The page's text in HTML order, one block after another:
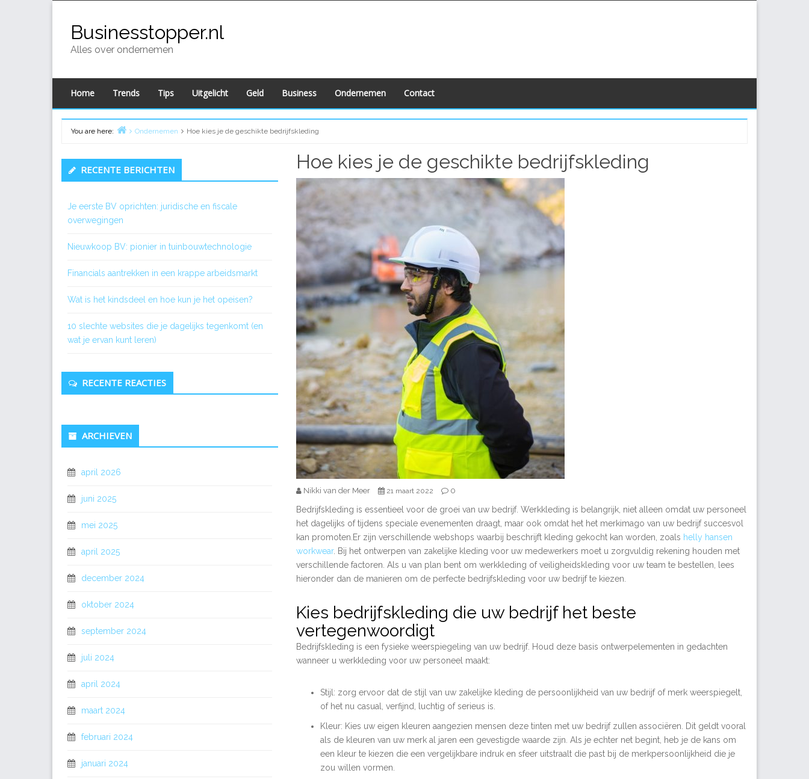
contentBusinesstopper.nl
Alles over ondernemen
Home Trends Tips Uitgelicht Geld Business Ondernemen Contact
You are here:
Ondernemen Hoe kies je de geschikte bedrijfskleding
Primary
Sidebar
RECENTE BERICHTEN
Je eerste BV oprichten: juridische en fiscale
overwegingen
Nieuwkoop BV: pionier in tuinbouwtechnologie
Financials aantrekken in een krappe arbeidsmarkt
Wat is het kindsdeel en hoe kun je het opeisen?
10 slechte websites die je dagelijks tegenkomt (en
wat je ervan kunt leren)
RECENTE REACTIES
ARCHIEVEN
april 2026
juni 2025
mei 2025
april 2025
december 2024
oktober 2024
september 2024
juli 2024
april 2024
maart 2024
februari 2024
januari 2024
Hoe kies je de geschikte bedrijfskleding
Nikki van der Meer 21 maart 2022 0
Bedrijfskleding is essentieel voor de groei van uw bedrijf. Werkkleding is belangrijk, niet alleen omdat uw personeel
het dagelijks of tijdens speciale evenementen draagt, maar ook omdat het het merkimago van uw bedrijf succesvol
kan promoten.Er zijn verschillende webshops waarbij beschrijft kleding gekocht kan worden, zoals helly hansen
workwear. Bij het ontwerpen van zakelijke kleding voor uw medewerkers moet u zorgvuldig rekening houden met
verschillende factoren. Als u van plan bent om werkkleding of veiligheidskleding voor uw team te bestellen, lees
hieronder dan de manieren om de perfecte bedrijfskleding voor uw bedrijf te kiezen.
Kies bedrijfskleding die uw bedrijf het beste
vertegenwoordigt
Bedrijfskleding is een fysieke weerspiegeling van uw bedrijf. Houd deze basis ontwerpelementen in gedachten
wanneer u werkkleding voor uw personeel maakt:
Stijl: zorg ervoor dat de stijl van uw zakelijke kleding de persoonlijkheid van uw bedrijf of merk weerspiegelt,
of het nu casual, verfijnd, luchtig of serieus is.
Kleur: Kies uw eigen kleuren aangezien mensen deze tinten met uw bedrijf zullen associëren. Dit geldt vooral
als de kleuren van uw merk al jaren een gevestigde waarde zijn. Als je echter net begint, heb je de kans om
een kleur te kiezen die een vergelijkbare indruk en sfeer uitstraalt die past bij de merkpersoonlijkheid die je
zou willen vormen.